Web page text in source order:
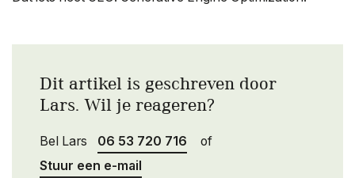
Dit artikel is geschreven door
Lars. Wil je reageren?
Bel Lars 06 53 720 716
of
Stuur een e-mail